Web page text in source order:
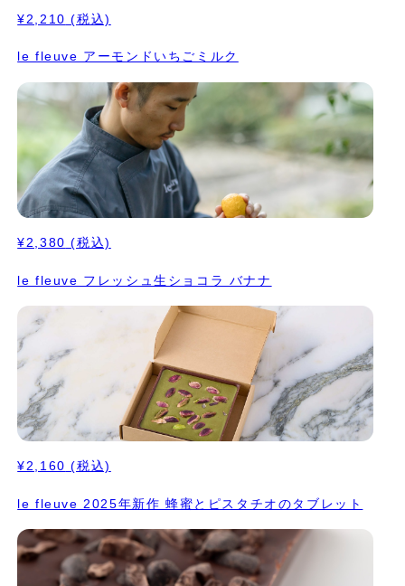
箱。 お味の説明書も同封しております。 ギフトにもおすすめのお
¥2,210 (税込)
le fleuve アーモンドいちごミルク
¥2,380 (税込)
le fleuve フレッシュ生ショコラ バナナ
¥2,160 (税込)
le fleuve 2025年新作 蜂蜜とピスタチオのタブレット